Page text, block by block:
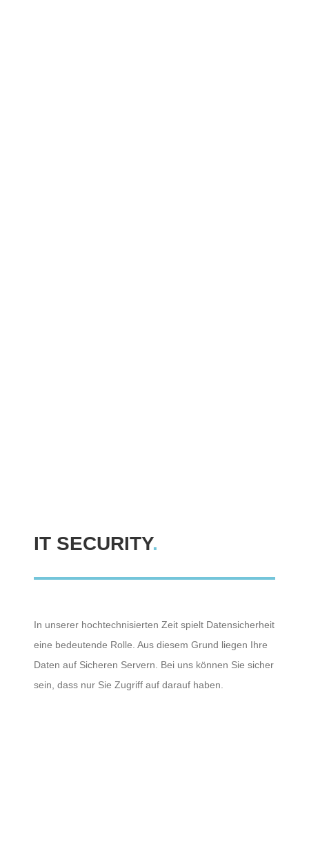
IT SECURITY.
In unserer hochtechnisierten Zeit spielt Datensicherheit
eine bedeutende Rolle. Aus diesem Grund liegen Ihre
Daten auf Sicheren Servern. Bei uns können Sie sicher
sein, dass nur Sie Zugriff auf darauf haben.